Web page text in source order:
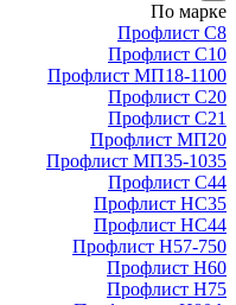
По марке
Профлист С8
Профлист С10
Профлист МП18-1100
Профлист С20
Профлист С21
Профлист МП20
Профлист МП35-1035
Профлист С44
Профлист НС35
Профлист НС44
Профлист Н57-750
Профлист Н60
Профлист Н75